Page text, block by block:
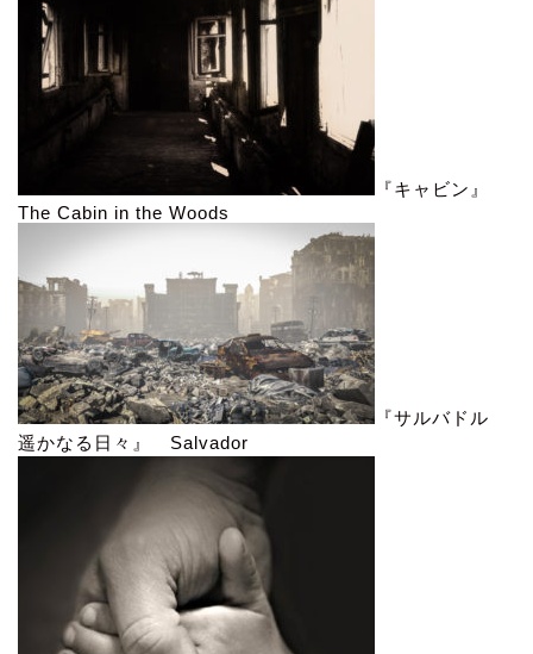
『キャビン』
The Cabin in the Woods
『サルバドル
遥かなる日々』 Salvador